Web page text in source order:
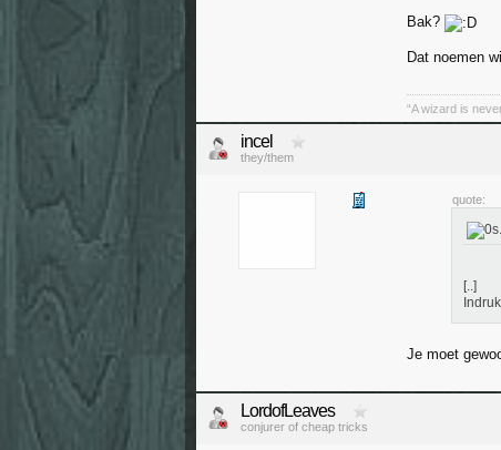
Bak?
Dat noemen
“A wizard is
incel
they/them
quote:
[..]
Je moet
LordofLeaves
conjurer of cheap tricks